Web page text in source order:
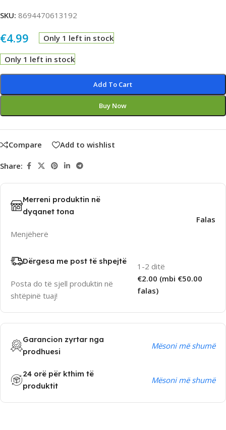
SKU: 8694470613192
€4.99 Only 1 left in stock
Only 1 left in stock
Add To Cart
Buy Now
Compare Add to wishlist
Share:
Merreni produktin në
dyqanet tona
Menjëherë
Falas
Dërgesa me post të shpejtë
Posta do të sjell produktin në
shtëpinë tuaj!
1-2 ditë
€2.00 (mbi €50.00
falas)
Garancion zyrtar nga
prodhuesi
Mësoni më shumë
24 orë për kthim të
produktit
Mësoni më shumë